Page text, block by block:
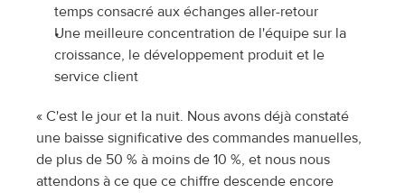
temps consacré aux échanges aller-retour
Une meilleure concentration de l'équipe sur la
croissance, le développement produit et le
service client
« C'est le jour et la nuit. Nous avons déjà constaté
une baisse significative des commandes manuelles,
de plus de 50 % à moins de 10 %, et nous nous
attendons à ce que ce chiffre descende encore